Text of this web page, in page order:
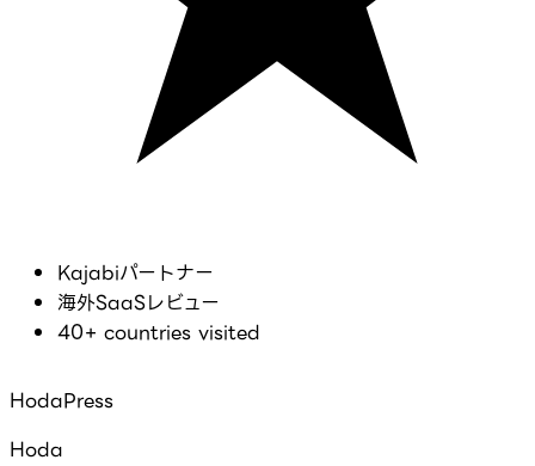
Kajabiパートナー
海外SaaSレビュー
40+ countries visited
HodaPress
Hoda